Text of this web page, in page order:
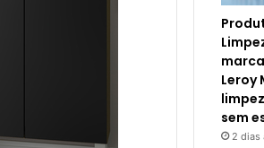
Leroy
sem
2 dias